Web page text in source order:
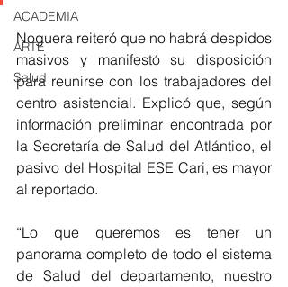
ACADEMIA
ARTE
Salud
Noguera reiteró que no habrá despidos
masivos y manifestó su disposición
para reunirse con los trabajadores del
centro asistencial. Explicó que, según
información preliminar encontrada por
la Secretaría de Salud del Atlántico, el
pasivo del Hospital ESE Cari, es mayor
al reportado.
“Lo que queremos es tener un
panorama completo de todo el sistema
de Salud del departamento, nuestro